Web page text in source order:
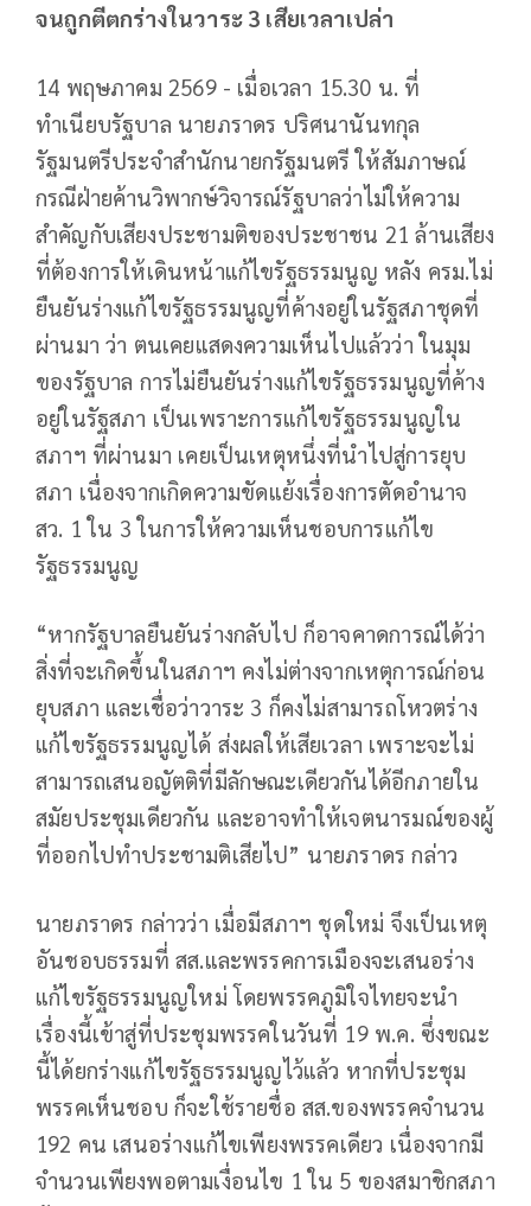
จนถูกตีตกร่างในวาระ 3 เสียเวลาเปล่า
14 พฤษภาคม 2569 - เมื่อเวลา 15.30 น. ที่
ทำเนียบรัฐบาล นายภราดร ปริศนานันทกุล
รัฐมนตรีประจำสำนักนายกรัฐมนตรี ให้สัมภาษณ์
กรณีฝ่ายค้านวิพากษ์วิจารณ์รัฐบาลว่าไม่ให้ความ
สำคัญกับเสียงประชามติของประชาชน 21 ล้านเสียง
ที่ต้องการให้เดินหน้าแก้ไขรัฐธรรมนูญ หลัง ครม.ไม่
ยืนยันร่างแก้ไขรัฐธรรมนูญที่ค้างอยู่ในรัฐสภาชุดที่
ผ่านมา ว่า ตนเคยแสดงความเห็นไปแล้วว่า ในมุม
ของรัฐบาล การไม่ยืนยันร่างแก้ไขรัฐธรรมนูญที่ค้าง
อยู่ในรัฐสภา เป็นเพราะการแก้ไขรัฐธรรมนูญใน
สภาฯ ที่ผ่านมา เคยเป็นเหตุหนึ่งที่นำไปสู่การยุบ
สภา เนื่องจากเกิดความขัดแย้งเรื่องการตัดอำนาจ
สว. 1 ใน 3 ในการให้ความเห็นชอบการแก้ไข
รัฐธรรมนูญ
“หากรัฐบาลยืนยันร่างกลับไป ก็อาจคาดการณ์ได้ว่า
สิ่งที่จะเกิดขึ้นในสภาฯ คงไม่ต่างจากเหตุการณ์ก่อน
ยุบสภา และเชื่อว่าวาระ 3 ก็คงไม่สามารถโหวตร่าง
แก้ไขรัฐธรรมนูญได้ ส่งผลให้เสียเวลา เพราะจะไม่
สามารถเสนอญัตติที่มีลักษณะเดียวกันได้อีกภายใน
สมัยประชุมเดียวกัน และอาจทำให้เจตนารมณ์ของผู้
ที่ออกไปทำประชามติเสียไป” นายภราดร กล่าว
นายภราดร กล่าวว่า เมื่อมีสภาฯ ชุดใหม่ จึงเป็นเหตุ
อันชอบธรรมที่ สส.และพรรคการเมืองจะเสนอร่าง
แก้ไขรัฐธรรมนูญใหม่ โดยพรรคภูมิใจไทยจะนำ
เรื่องนี้เข้าสู่ที่ประชุมพรรคในวันที่ 19 พ.ค. ซึ่งขณะ
นี้ได้ยกร่างแก้ไขรัฐธรรมนูญไว้แล้ว หากที่ประชุม
พรรคเห็นชอบ ก็จะใช้รายชื่อ สส.ของพรรคจำนวน
192 คน เสนอร่างแก้ไขเพียงพรรคเดียว เนื่องจากมี
จำนวนเพียงพอตามเงื่อนไข 1 ใน 5 ของสมาชิกสภา